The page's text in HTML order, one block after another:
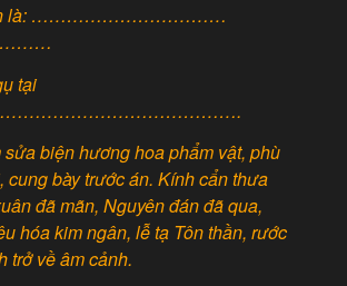
là: ……………………………
tại
sửa biện hương hoa phẩm vật, phù
cung bày trước án. Kính cẩn thưa
đã mãn, Nguyên đán đã qua,
hóa kim ngân, lễ tạ Tôn thần, rước
trở về âm cảnh.